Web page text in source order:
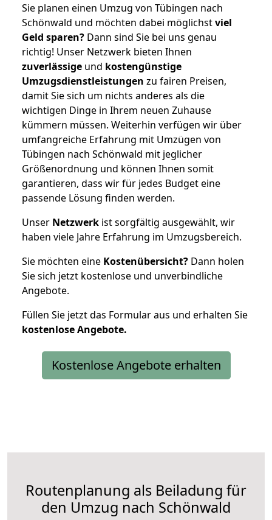
Sie planen einen Umzug von Tübingen nach
Schönwald und möchten dabei möglichstviel
Geld sparen? Dann sind Sie bei uns genau
richtig! Unser Netzwerk bieten Ihnen
zuverlässige und kostengünstige
Umzugsdienstleistungen zu fairen Preisen,
damit Sie sich um nichts anderes als die
wichtigen Dinge in Ihrem neuen Zuhause
kümmern müssen. Weiterhin verfügen wir über
umfangreiche Erfahrung mit Umzügen von
Tübingen nach Schönwald mit jeglicher
Größenordnung und können Ihnen somit
garantieren, dass wir für jedes Budget eine
passende Lösung finden werden.
Unser Netzwerk ist sorgfältig ausgewählt, wir
haben viele Jahre Erfahrung im Umzugsbereich.
Sie möchten eine Kostenübersicht? Dann holen
Sie sich jetzt kostenlose und unverbindliche
Angebote.
Füllen Sie jetzt das Formular aus und erhalten Sie
kostenloseAngebote.
Kostenlose Angebote erhalten
Routenplanung als Beiladung für
den Umzug nach Schönwald